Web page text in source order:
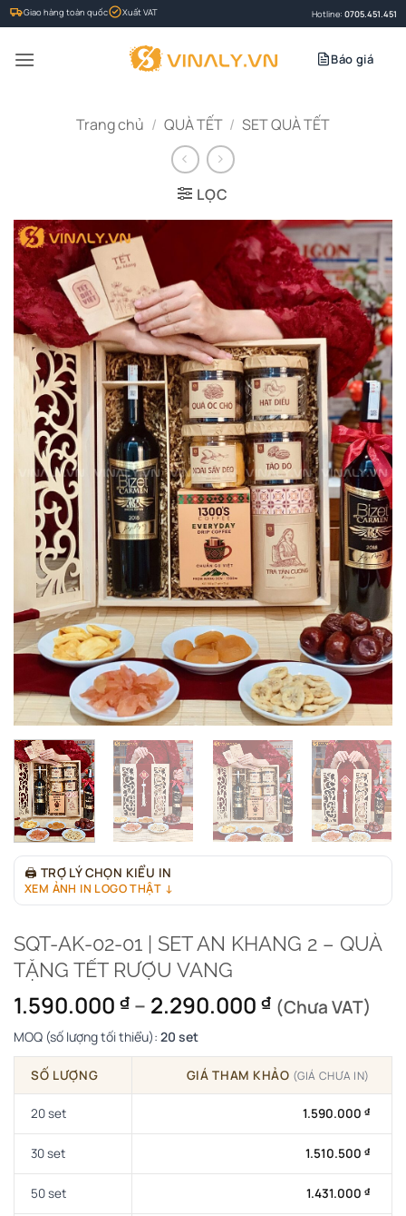
Bỏ
qua
nội
Giao hàng toàn quốc Xuất VAT Hotline: 0705.451.451
Báo giá
Trang chủ / QUÀ TẾT / SET QUÀ TẾT
LỌC
🖨 TRỢ LÝ CHỌN KIỂU IN
XEM ẢNH IN LOGO THẬT ↓
SQT-AK-02-01 | SET AN KHANG 2 – QUÀ
TẶNG TẾT RƯỢU VANG
1.590.000 ₫ – 2.290.000 ₫Khoảng
giá:
1.590.000 ₫
đến
2.290.000 ₫
(Chưa VAT)
MOQ (số lượng tối thiểu): 20 set
SỐ LƯỢNG GIÁ THAM KHẢO (GIÁ CHƯA IN)
20 set 1.590.000 ₫
30 set 1.510.500 ₫
50 set 1.431.000 ₫